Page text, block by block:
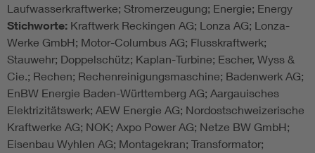
Laufwasserkraftwerke; Stromerzeugung; Energie; Energy
Stichworte: Kraftwerk Reckingen AG; Lonza AG; Lonza-
Werke GmbH; Motor-Columbus AG; Flusskraftwerk;
Stauwehr; Doppelschütz; Kaplan-Turbine; Escher, Wyss &
Cie.; Rechen; Rechenreinigungsmaschine; Badenwerk AG;
EnBW Energie Baden-Württemberg AG; Aargauisches
Elektrizitätswerk; AEW Energie AG; Nordostschweizerische
Kraftwerke AG; NOK; Axpo Power AG; Netze BW GmbH;
Eisenbau Wyhlen AG; Montagekran; Transformator;